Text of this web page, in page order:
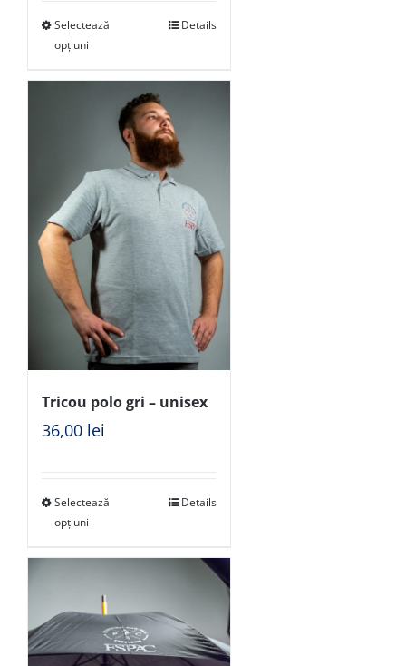
Selectează
opțiuni
Details
Tricou polo gri – unisex
36,00 lei
Selectează
opțiuni
Details